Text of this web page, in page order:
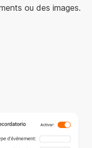
ou des images.